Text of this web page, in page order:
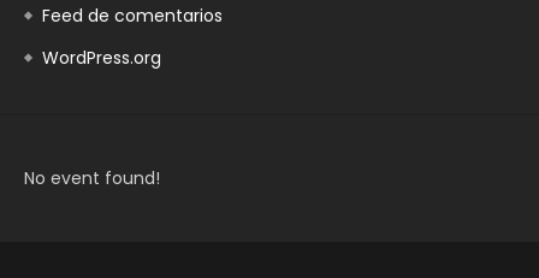
Feed de comentarios
WordPress.org
No event found!